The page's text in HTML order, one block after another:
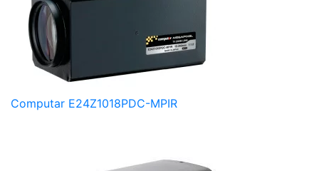
Computar E24Z1018PDC-MPIR